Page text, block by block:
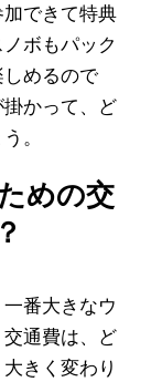
できて特典
ボもパック
めるので
かって、ど
。
めの交
番大きなウ
通費は、ど
きく変わり